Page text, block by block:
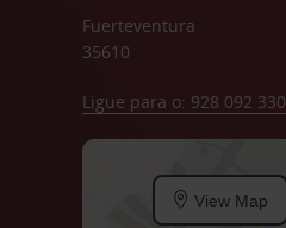
Fuerteventura
35610
Ligue para o: 928 092 330
View Map